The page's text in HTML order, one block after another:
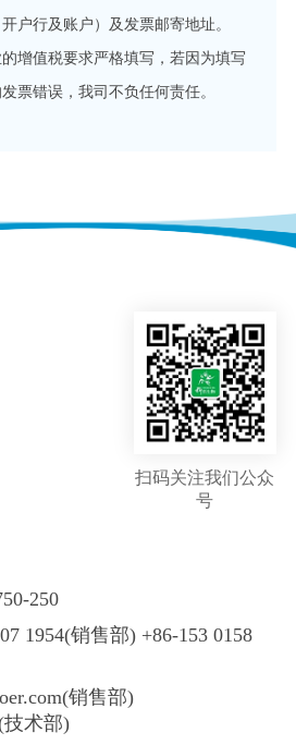
户行及账户）及发票邮寄地址。
增值税要求严格填写，若因为填写
票错误，我司不负任何责任。
扫码关注我们公众
号
250
1954(销售部) +86-153 0158
销售部)
技术部)